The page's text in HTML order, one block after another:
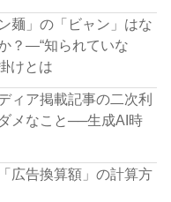
麺」の「ビャン」はな
？―“知られていな
けとは
ィア掲載記事の二次利
メなこと──生成AI時
広告換算額」の計算方